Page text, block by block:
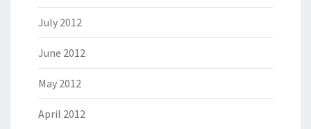
July 2012
June 2012
May 2012
April 2012